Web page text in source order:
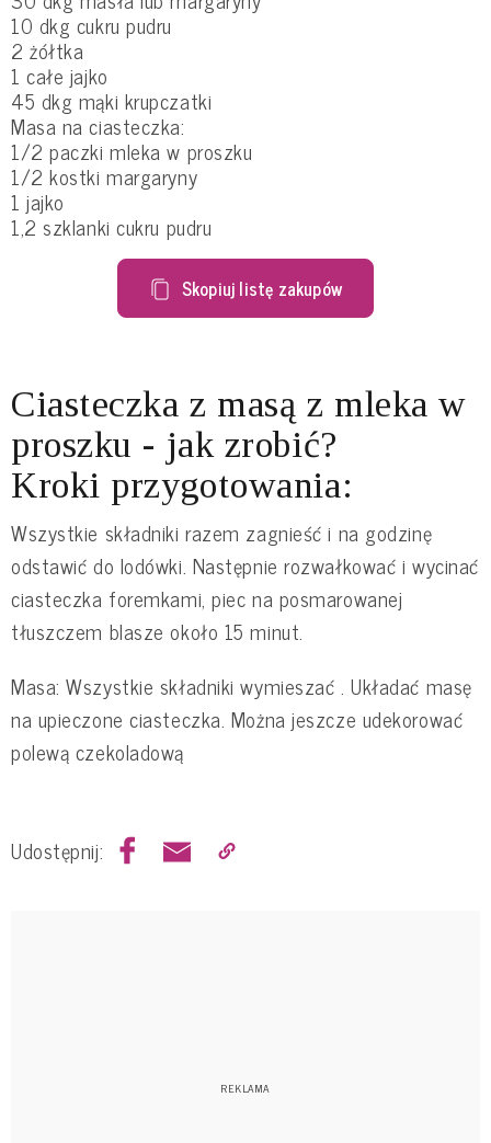
10 dkg cukru pudru
2 żółtka
1 całe jajko
45 dkg mąki krupczatki
Masa na ciasteczka:
1/2 paczki mleka w proszku
1/2 kostki margaryny
1 jajko
1,2 szklanki cukru pudru
Skopiuj listę zakupów
Ciasteczka z masą z mleka w
proszku - jak zrobić?
Kroki przygotowania:
Wszystkie składniki razem zagnieść i na godzinę
odstawić do lodówki. Następnie rozwałkować i wycinać
ciasteczka foremkami, piec na posmarowanej
tłuszczem blasze około 15 minut.
Masa: Wszystkie składniki wymieszać . Układać masę
na upieczone ciasteczka. Można jeszcze udekorować
polewą czekoladową
Udostępnij: